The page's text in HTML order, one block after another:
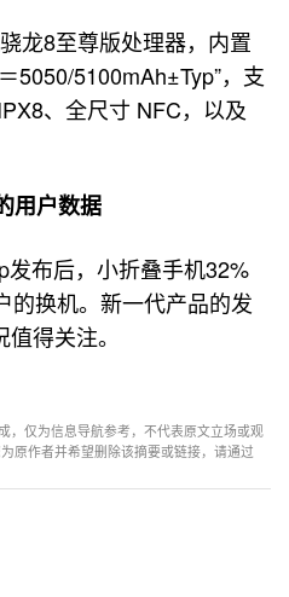
龙8至尊版处理器，内置
5050/5100mAh±Typ”，支
、全尺寸 NFC，以及
用户数据
布后，小折叠手机32%
的换机。新一代产品的发
得关注。
，仅为信息导航参考，不代表原文立场或观
原作者并希望删除该摘要或链接，请通过